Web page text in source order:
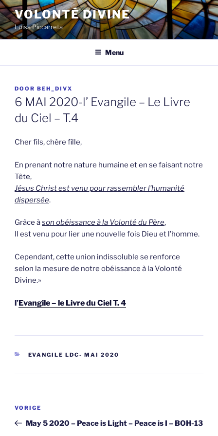
Spring
naar
de
inhoud
VOLONTÉ DIVINE
Luisa Piccarreta
Menu
GEPLAATST
OP
DOOR BEH_DIVX
6 MAI 2020-l’ Evangile – Le Livre
du Ciel – T.4
Cher fils, chère fille,
En prenant notre nature humaine et en se faisant notre
Tête,
Jésus Christ est venu pour rassembler l’humanité
dispersée.
Grâce àson obéissance à la Volonté du Père,
Il est venu pour lier une nouvelle fois Dieu et l’homme.
Cependant, cette union indissoluble se renforce
selon la mesure de notre obéissance à la Volonté
Divine.»
l’Evangile – le Livre du Ciel T. 4
CATEGORIEËN
EVANGILE LDC- MAI 2020
Vorig
bericht
VORIGE
May 5 2020 – Peace is Light – Peace is I – BOH-13